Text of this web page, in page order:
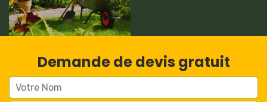
Demande de devis gratuit